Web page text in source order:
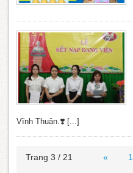
Vĩnh Thuận.❣️ [...]
Trang 3 / 21 « 1